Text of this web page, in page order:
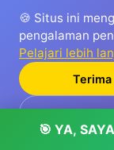
🌟 Tips
🎯 YA,
🍪 Situs ini
pengalaman
Pelajari lebih
Terima